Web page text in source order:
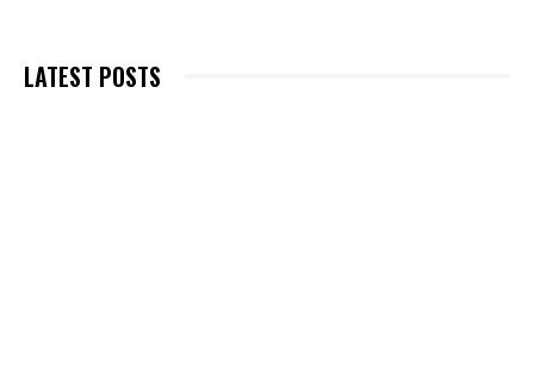
LATEST POSTS